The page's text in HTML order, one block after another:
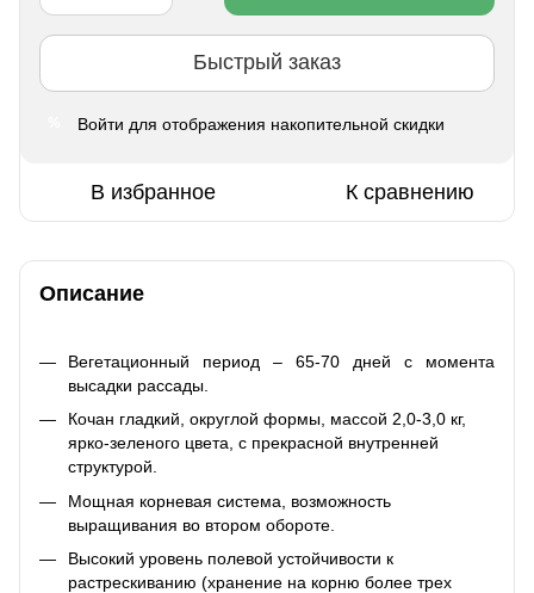
Быстрый заказ
Войти для отображения накопительной скидки
В избранное К сравнению
Описание
Вегетационный период – 65-70 дней с момента
высадки рассады.
Кочан гладкий, округлой формы, массой 2,0-3,0 кг,
ярко-зеленого цвета, с прекрасной внутренней
структурой.
Мощная корневая система, возможность
выращивания во втором обороте.
Высокий уровень полевой устойчивости к
растрескиванию (хранение на корню более трех